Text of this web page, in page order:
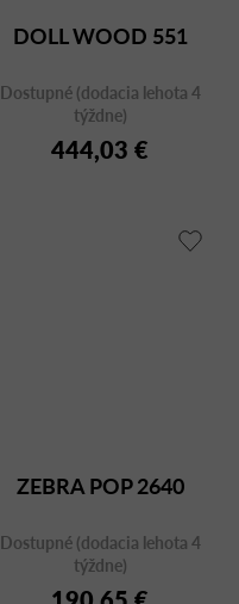
DOLL WOOD 551
Dostupné (dodacia lehota 4
týždne)
444,03 €
ZEBRA POP 2640
Dostupné (dodacia lehota 4
týždne)